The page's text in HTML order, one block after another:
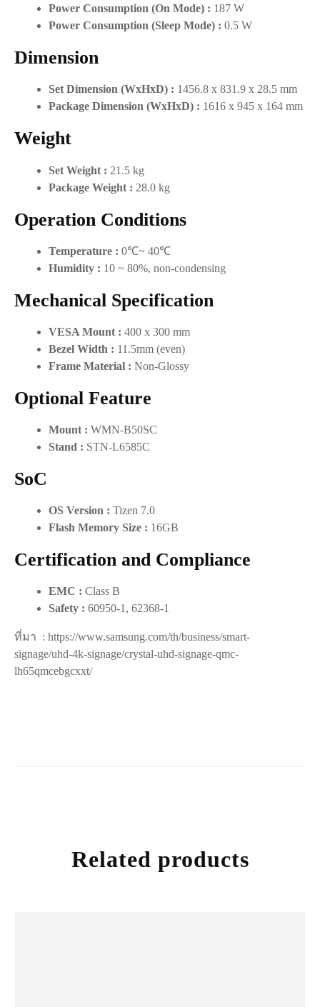
Power Consumption (On Mode) : 187 W
Power Consumption (Sleep Mode) : 0.5 W
Dimension
Set Dimension (WxHxD) : 1456.8 x 831.9 x 28.5 mm
Package Dimension (WxHxD) : 1616 x 945 x 164 mm
Weight
Set Weight : 21.5 kg
Package Weight : 28.0 kg
Operation Conditions
Temperature : 0℃~ 40℃
Humidity : 10 ~ 80%, non-condensing
Mechanical Specification
VESA Mount : 400 x 300 mm
Bezel Width : 11.5mm (even)
Frame Material : Non-Glossy
Optional Feature
Mount : WMN-B50SC
Stand : STN-L6585C
SoC
OS Version : Tizen 7.0
Flash Memory Size : 16GB
Certification and Compliance
EMC : Class B
Safety : 60950-1, 62368-1
ที่มา : https://www.samsung.com/th/business/smart-
signage/uhd-4k-signage/crystal-uhd-signage-qmc-
lh65qmcebgcxxt/
Related products